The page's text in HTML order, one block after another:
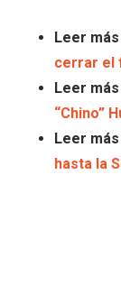
Leer
cerrar el
Leer
“Chino”
Leer
hasta la